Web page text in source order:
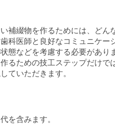
補綴物を作るためには、ど
科医師と良好なコミュニケ
態などを考慮する必要があ
るための技工ステップだけ
ていただきます。
を含みます。